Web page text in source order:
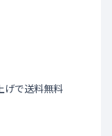
げで送料無料